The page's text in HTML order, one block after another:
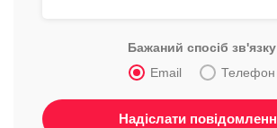
Бажаний спосіб зв'язку
Email
Телефон